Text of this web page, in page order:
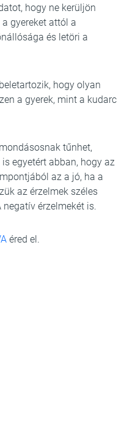
hogy ne kerüljön
gyereket attól a
és letöri a
hogy olyan
a gyerek, mint a kudarc
tűnhet,
egyetért abban, hogy az
az a jó, ha a
az érzelmek széles
érzelmekét is.
éred el.